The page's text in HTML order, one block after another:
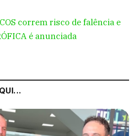
correm risco de falência e
é anunciada